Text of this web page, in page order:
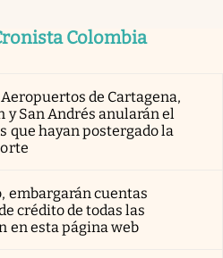
Colombia
de Cartagena,
y San Andrés anularán el
que hayan postergado la
embargarán cuentas
crédito de todas las
en esta página web